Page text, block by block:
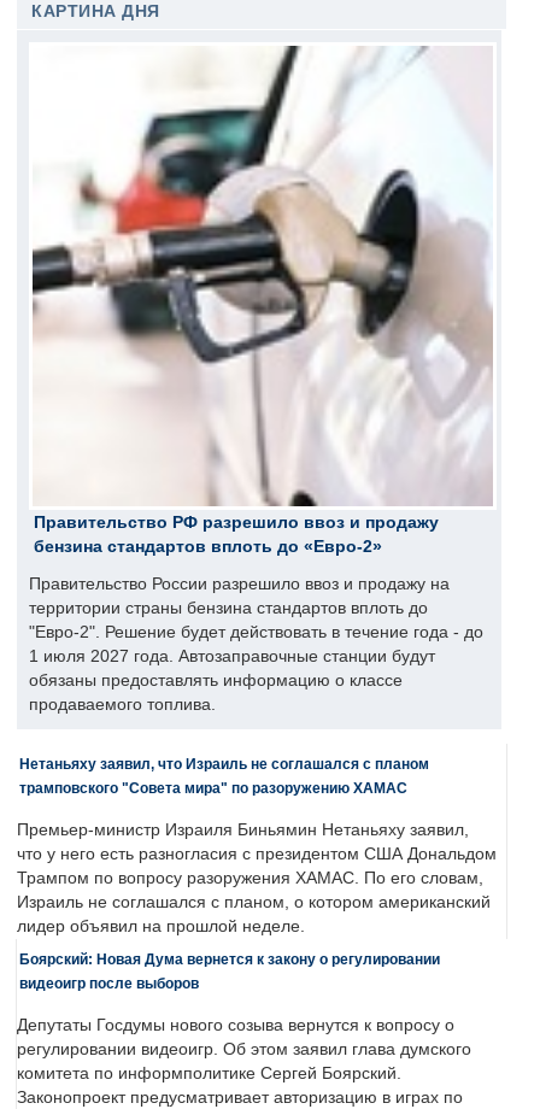
КАРТИНА ДНЯ
Правительство РФ разрешило ввоз и продажу
бензина стандартов вплоть до «Евро-2»
Правительство России разрешило ввоз и продажу на
территории страны бензина стандартов вплоть до
"Евро-2". Решение будет действовать в течение года - до
1 июля 2027 года. Автозаправочные станции будут
обязаны предоставлять информацию о классе
продаваемого топлива.
Нетаньяху заявил, что Израиль не соглашался с планом
трамповского "Совета мира" по разоружению ХАМАС
Премьер-министр Израиля Биньямин Нетаньяху заявил,
что у него есть разногласия с президентом США Дональдом
Трампом по вопросу разоружения ХАМАС. По его словам,
Израиль не соглашался с планом, о котором американский
лидер объявил на прошлой неделе.
Боярский: Новая Дума вернется к закону о регулировании
видеоигр после выборов
Депутаты Госдумы нового созыва вернутся к вопросу о
регулировании видеоигр. Об этом заявил глава думского
комитета по информполитике Сергей Боярский.
Законопроект предусматривает авторизацию в играх по